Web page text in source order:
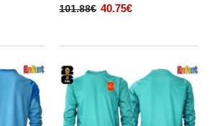
101.88€ 40.75€